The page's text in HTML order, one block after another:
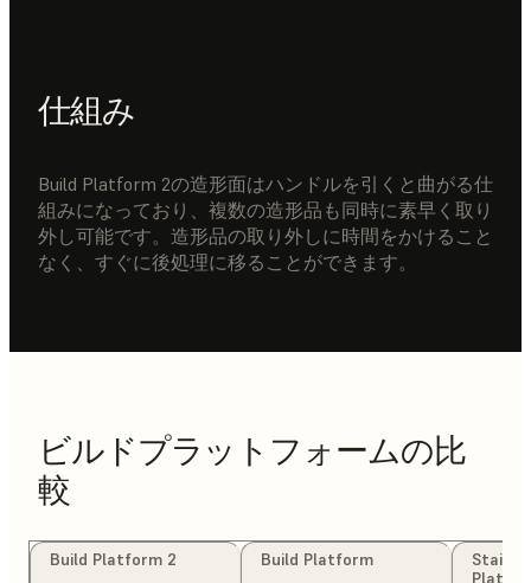
仕組み
Build Platform 2の造形面はハンドルを引くと曲がる仕
組みになっており、複数の造形品も同時に素早く取り
外し可能です。造形品の取り外しに時間をかけること
なく、すぐに後処理に移ることができます。
ビルドプラットフォームの比
較
Build Platform 2 Build Platform